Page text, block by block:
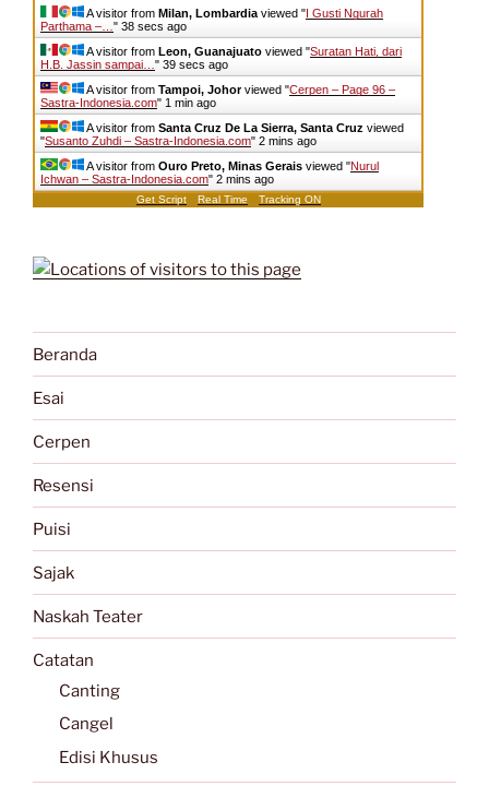
A visitor from Milan, Lombardia viewed " I Gusti Ngurah
Parthama –… " 39 secs ago
A visitor from Leon, Guanajuato viewed "Suratan Hati, dari
H.B. Jassin sampai… " 40 secs ago
A visitor from Tampoi, Johorviewed "Cerpen – Page 96 –
Sastra-Indonesia.com" 1 min ago
A visitor from Santa Cruz De La Sierra, Santa Cruz viewed
"Susanto Zuhdi – Sastra-Indonesia.com" 2 mins ago
A visitor from Ouro Preto, Minas Gerais viewed "Nurul
Ichwan – Sastra-Indonesia.com" 2 mins ago
Get Script Real Time Tracking ON
Beranda
Esai
Cerpen
Resensi
Puisi
Sajak
Naskah Teater
Catatan
Canting
Cangel
Edisi Khusus